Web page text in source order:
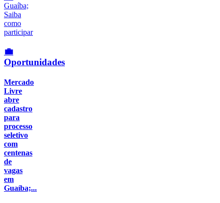
💼
Oportunidades
Mercado
Livre
abre
cadastro
para
processo
seletivo
com
centenas
de
vagas
em
Guaíba;...